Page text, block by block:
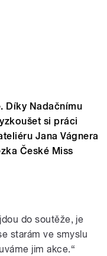
Díky Nadačnímu
si práci
Jana Vágnera
České Miss
do soutěže, je
starám ve smyslu
jim akce.“